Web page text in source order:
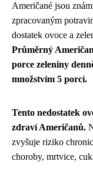
Američané jsou
zpracovaným
dostatek ovoce a
Průměrný
porce zeleniny
množstvím 5 porcí.
Tento nedostatek
zdraví Američanů.
zvyšuje riziko
choroby, mrtvice,